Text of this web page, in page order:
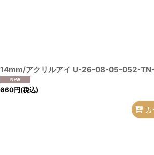
14mm/アクリルアイ U-26-08-05-052-
660円(税込)
カ